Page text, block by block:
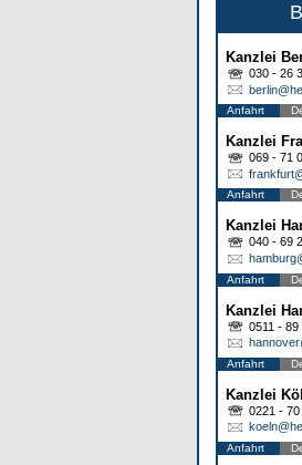
Kanzlei
030 - 26
Anfahrt
Kanzlei
069 - 71
Anfahrt
Kanzlei
040 - 69
Anfahrt
Kanzlei
0511 - 89
Anfahrt
Kanzlei
0221 - 70
Anfahrt